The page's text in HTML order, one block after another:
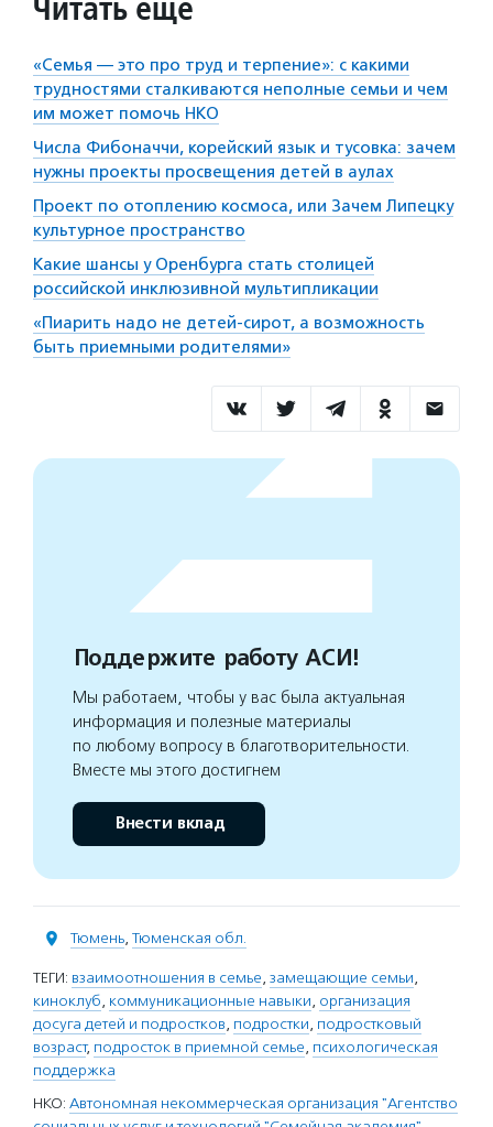
«Семья — это про труд и терпение»: с какими
трудностями сталкиваются неполные семьи и чем
им может помочь НКО
Числа Фибоначчи, корейский язык и тусовка: зачем
нужны проекты просвещения детей в аулах
Проект по отоплению космоса, или Зачем Липецку
культурное пространство
Какие шансы у Оренбурга стать столицей
российской инклюзивной мультипликации
«Пиарить надо не детей-сирот, а возможность
быть приемными родителями»
Поддержите работу АСИ!
Мы работаем, чтобы у вас была актуальная
информация и полезные материалы
по любому вопросу в благотворительности.
Вместе мы этого достигнем
Внести вклад
Тюмень, Тюменская обл.
ТЕГИ: взаимоотношения в семье, замещающие семьи,
киноклуб, коммуникационные навыки, организация
досуга детей и подростков, подростки, подростковый
возраст, подросток в приемной семье, психологическая
поддержка
НКО: Автономная некоммерческая организация "Агентство